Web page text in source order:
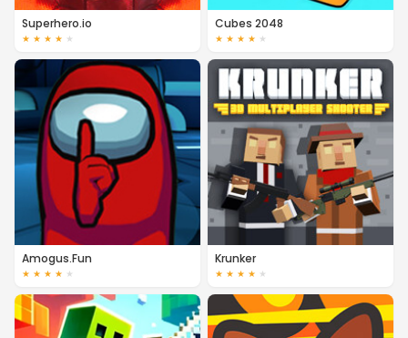
Superhero.io
★ ★ ★ ★ ★
Cubes 2048
★ ★ ★ ★ ★
Amogus.Fun
★ ★ ★ ★ ★
Krunker
★ ★ ★ ★ ★